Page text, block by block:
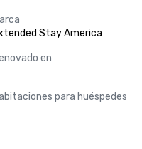
Stay America
en
para huéspedes